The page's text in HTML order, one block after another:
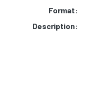
Format:
Description: